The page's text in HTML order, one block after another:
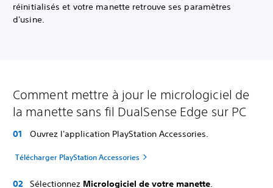
réinitialisés et votre manette retrouve ses paramètres
d'usine.
Comment mettre à jour le micrologiciel de
la manette sans fil DualSense Edge sur PC
Ouvrez l'application PlayStation Accessories.
Télécharger PlayStation Accessories
Sélectionnez Micrologiciel de votre manette.